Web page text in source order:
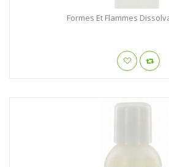
Formes Et Flammes